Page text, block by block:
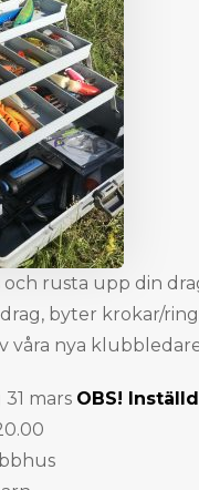
och rusta upp din
byter krokar/
våra nya
mars OBS!